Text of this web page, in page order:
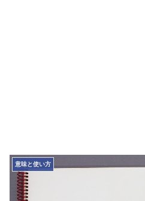
意味と使い方